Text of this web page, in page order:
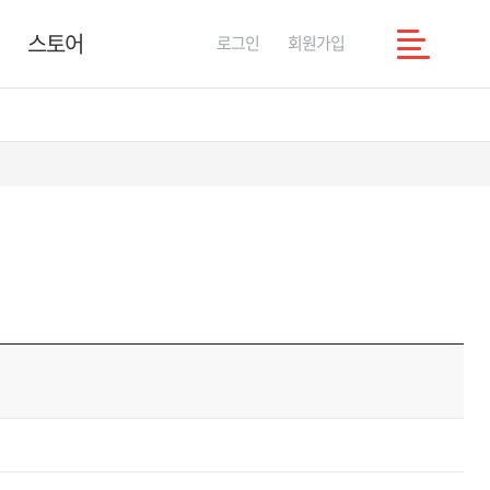
스토어 로그인 회원가입